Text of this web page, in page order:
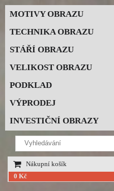
MOTIVY OBRAZU
TECHNIKA OBRAZU
STÁŘÍ OBRAZU
VELIKOST OBRAZU
PODKLAD
VÝPRODEJ
INVESTIČNÍ OBRAZY
Nákupní košík
0 Kč